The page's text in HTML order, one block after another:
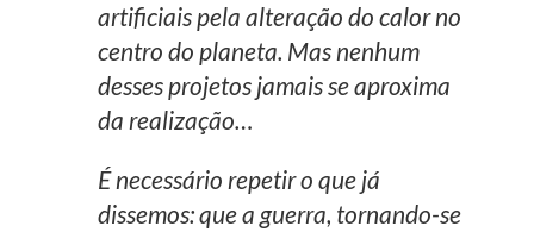
artificiais pela alteração do calor no
centro do planeta. Mas nenhum
desses projetos jamais se aproxima
da realização…
É necessário repetir o que já
dissemos: que a guerra, tornando-se